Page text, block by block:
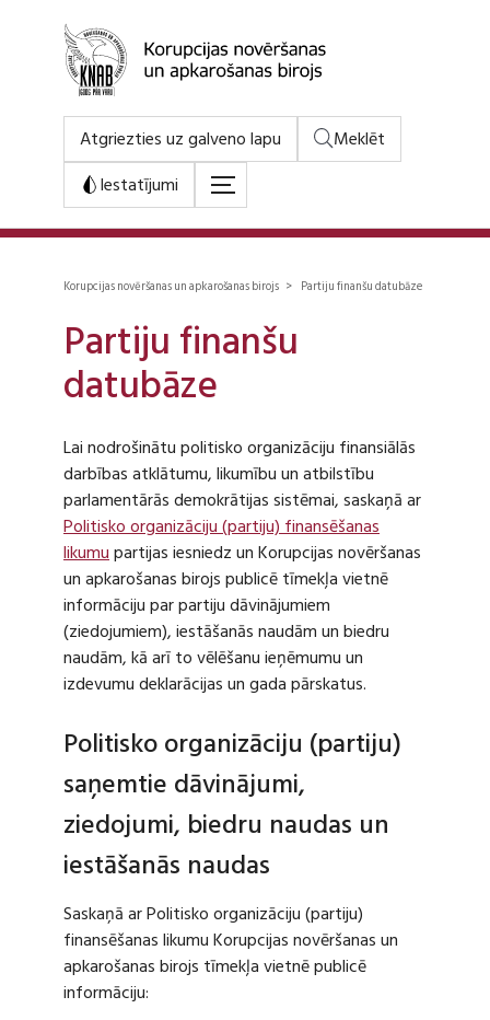
Atgriezties uz galveno lapu
Meklēt
Iestatījumi
Korupcijas novēršanas un apkarošanas birojs > Partiju finanšu datubāze
Partiju finanšu
datubāze
Lai nodrošinātu politisko organizāciju finansiālās
darbības atklātumu, likumību un atbilstību
parlamentārās demokrātijas sistēmai, saskaņā ar
Politisko organizāciju (partiju) finansēšanas
likumupartijas iesniedz un Korupcijas novēršanas
un apkarošanas birojs publicē tīmekļa vietnē
informāciju par partiju dāvinājumiem
(ziedojumiem), iestāšanās naudām un biedru
naudām, kā arī to vēlēšanu ieņēmumu un
izdevumu deklarācijas un gada pārskatus.
Politisko organizāciju (partiju)
saņemtie dāvinājumi,
ziedojumi, biedru naudas un
iestāšanās naudas
Saskaņā ar Politisko organizāciju (partiju)
finansēšanas likumu Korupcijas novēršanas un
apkarošanas birojs tīmekļa vietnē publicē
informāciju: